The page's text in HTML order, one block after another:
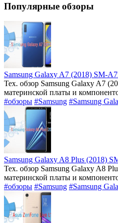
Популярные обзоры
Samsung Galaxy A7 (2018) SM-
Тех. обзор Samsung Galaxy A7
материнской платы и
#обзоры #Samsung #Samsung
Samsung Galaxy A8 Plus (2018)
Тех. обзор Samsung Galaxy A8
материнской платы и
#обзоры #Samsung #Samsung